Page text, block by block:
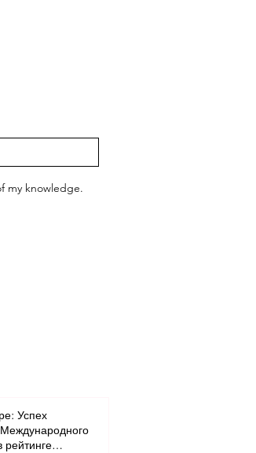
my knowledge.
Успех
рейтинге